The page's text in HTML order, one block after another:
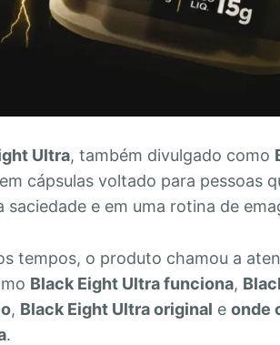
Ultra, também divulgado como
cápsulas voltado para pessoas
saciedade e em uma rotina de
tempos, o produto chamou a
Black Eight Ultra funciona,
, Black Eight Ultra original eonde
.